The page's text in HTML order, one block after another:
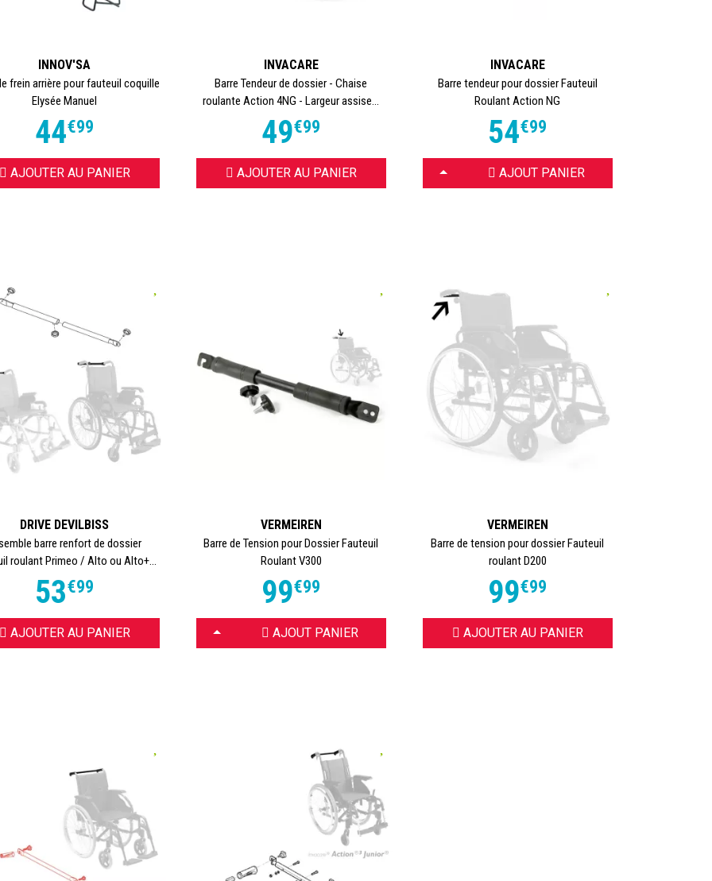
INNOV'SA
frein arrière pour fauteuil coquille
Elysée Manuel
44€99
AJOUTER AU PANIER
INVACARE
Barre Tendeur de dossier - Chaise
roulante Action 4NG - Largeur assise...
49€99
AJOUTER AU PANIER
INVACARE
Barre tendeur pour dossier Fauteuil
Roulant Action NG
54€99
CHOISIR AJOUT PANIER
DRIVE DEVILBISS
barre renfort de dossier
roulant Primeo / Alto ou Alto+...
53€99
AJOUTER AU PANIER
VERMEIREN
Barre de Tension pour Dossier Fauteuil
Roulant V300
99€99
CHOISIR AJOUT PANIER
VERMEIREN
Barre de tension pour dossier Fauteuil
roulant D200
99€99
AJOUTER AU PANIER